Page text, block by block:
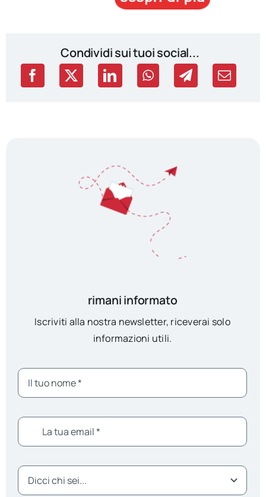
Condividi sui tuoi social...
rimani informato
Iscriviti alla nostra newsletter, riceverai solo
informazioni utili.